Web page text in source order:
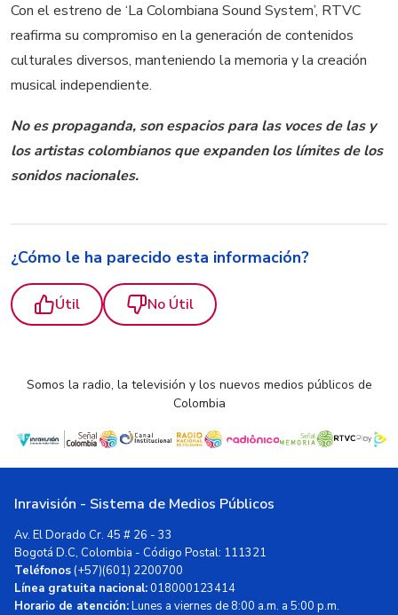
Con el estreno de ‘La Colombiana Sound System’, RTVC
reafirma su compromiso en la generación de contenidos
culturales diversos, manteniendo la memoria y la creación
musical independiente.
No es propaganda, son espacios para las voces de las y
los artistas colombianos que expanden los límites de los
sonidos nacionales.
¿Cómo le ha parecido esta información?
Útil No Útil
Somos la radio, la televisión y los nuevos medios públicos de
Colombia
Inravisión - Sistema de Medios Públicos
Av. El Dorado Cr. 45 # 26 - 33
Bogotá D.C, Colombia - Código Postal: 111321
Teléfonos(+57)(601) 2200700
Línea gratuita nacional:018000123414
Horario de atención:Lunes a viernes de 8:00 a.m. a 5:00 p.m.